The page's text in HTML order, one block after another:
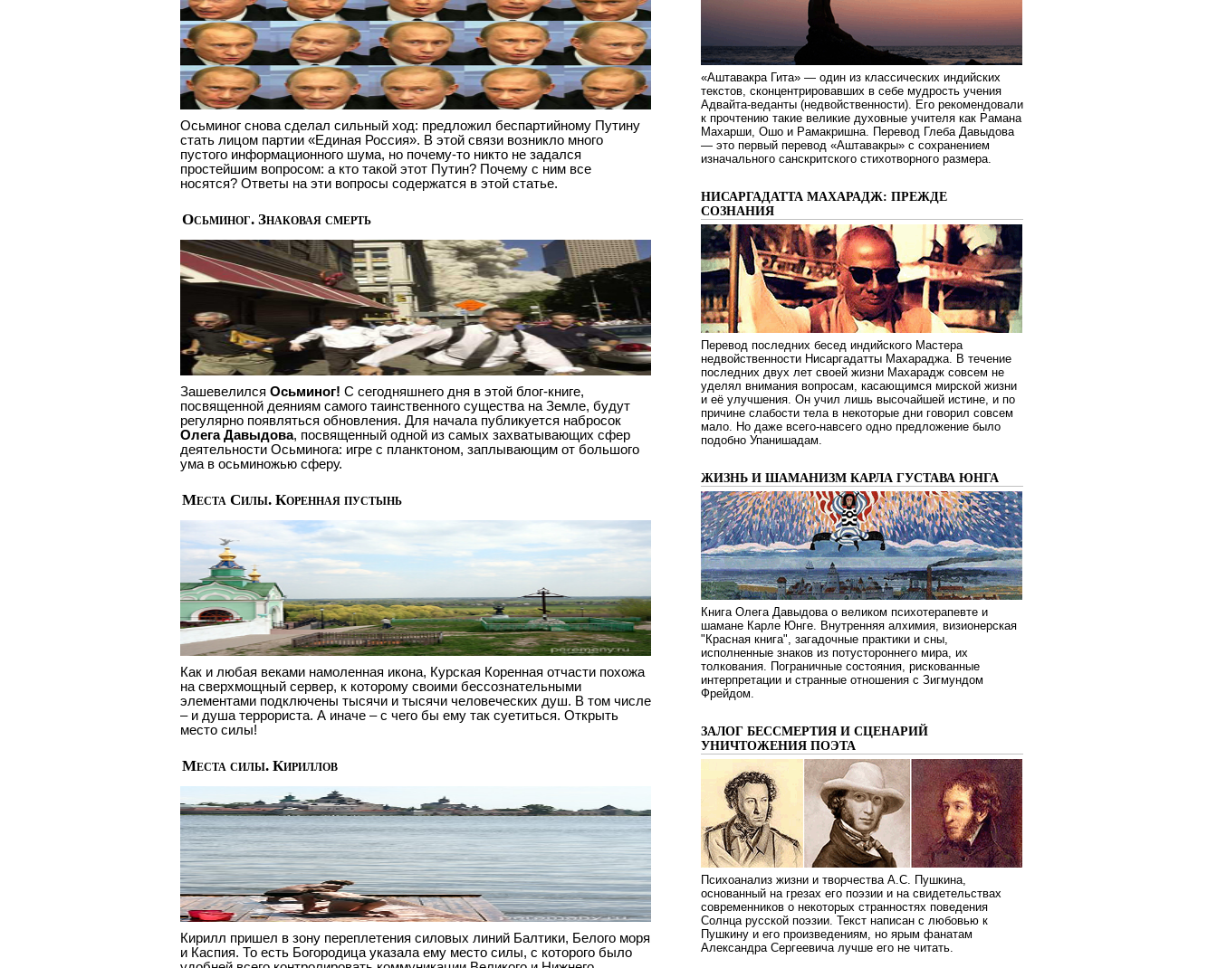
Осьминог снова сделал сильный ход: предложил беспартийному Путину
стать лицом партии «Единая Россия». В этой связи возникло много
пустого информационного шума, но почему-то никто не задался
простейшим вопросом: а кто такой этот Путин? Почему с ним все
носятся? Ответы на эти вопросы содержатся в этой статье.
Осьминог. Знаковая смерть
Зашевелился Осьминог! С сегодняшнего дня в этой блог-книге,
посвященной деяниям самого таинственного существа на Земле, будут
регулярно появляться обновления. Для начала публикуется набросок
Олега Давыдова, посвященный одной из самых захватывающих сфер
деятельности Осьминога: игре с планктоном, заплывающим от большого
ума в осьминожью сферу.
Места Силы. Коренная пустынь
Как и любая веками намоленная икона, Курская Коренная отчасти похожа
на сверхмощный сервер, к которому своими бессознательными
элементами подключены тысячи и тысячи человеческих душ. В том числе
– и душа террориста. А иначе – с чего бы ему так суетиться. Открыть
место силы!
Места силы. Кириллов
Кирилл пришел в зону переплетения силовых линий Балтики, Белого моря
и Каспия. То есть Богородица указала ему место силы, с которого было
«Аштавакра Гита» — один из классических индийских
текстов, сконцентрировавших в себе мудрость учения
Адвайта-веданты (недвойственности). Его рекомендовали
к прочтению такие великие духовные учителя как Рамана
Махарши, Ошо и Рамакришна. Перевод Глеба Давыдова
— это первый перевод «Аштавакры» с сохранением
изначального санскритского стихотворного размера.
НИСАРГАДАТТА МАХАРАДЖ: ПРЕЖДЕ
СОЗНАНИЯ
Перевод последних бесед индийского Мастера
недвойственности Нисаргадатты Махараджа. В течение
последних двух лет своей жизни Махарадж совсем не
уделял внимания вопросам, касающимся мирской жизни
и её улучшения. Он учил лишь высочайшей истине, и по
причине слабости тела в некоторые дни говорил совсем
мало. Но даже всего-навсего одно предложение было
подобно Упанишадам.
ЖИЗНЬ И ШАМАНИЗМ КАРЛА ГУСТАВА ЮНГА
Книга Олега Давыдова о великом психотерапевте и
шамане Карле Юнге. Внутренняя алхимия, визионерская
"Красная книга", загадочные практики и сны,
исполненные знаков из потустороннего мира, их
толкования. Пограничные состояния, рискованные
интерпретации и странные отношения с Зигмундом
Фрейдом.
ЗАЛОГ БЕССМЕРТИЯ И СЦЕНАРИЙ
УНИЧТОЖЕНИЯ ПОЭТА
Психоанализ жизни и творчества А.С. Пушкина,
основанный на грезах его поэзии и на свидетельствах
современников о некоторых странностях поведения
Солнца русской поэзии. Текст написан с любовью к
Пушкину и его произведениям, но ярым фанатам
Александра Сергеевича лучше его не читать.